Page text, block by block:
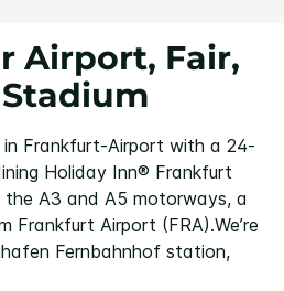
連
結。
Airport, Fair,
Frankfurt-Airport with a 24-
Holiday Inn® Frankfurt
A3 and A5 motorways, a
Frankfurt Airport (FRA).We’re
Fernbahnhof station,